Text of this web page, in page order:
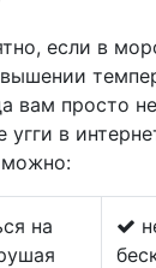
если в
вам просто
угги в
на